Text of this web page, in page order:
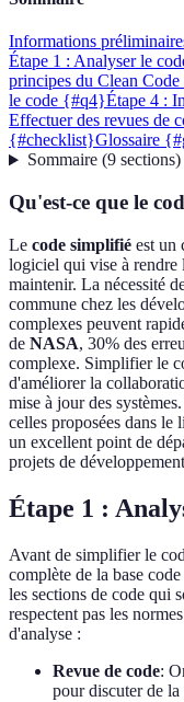
Informations
Étape 1 : Analyser le
principes du Clean
le code {#q4}Étape 4 :
Effectuer des revues de
{#checklist}Glossaire
Sommaire(9 sections)
Qu'est-ce que le
Le code simplifié est un
logiciel qui vise à rendre
maintenir. La nécessité
commune chez les
complexes peuvent
de NASA, 30% des
complexe. Simplifier le
d'améliorer la
mise à jour des
celles proposées dans le
un excellent point de
projets de
Étape 1 :
Avant de simplifier le
complète de la base
les sections de code qui
respectent pas les
d'analyse :
Revue de code:
pour discuter de